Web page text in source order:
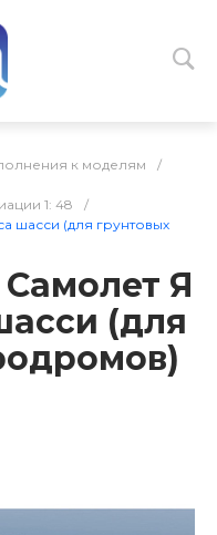
к моделям
/
1: 48
/
шасси (для грунтовых
Самолет Я
(для